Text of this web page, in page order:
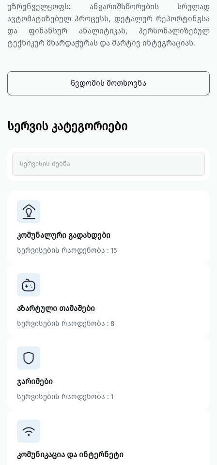
უზრუნველყოფს: ანგარიშსწორების სრულად
ავტომატიზებულ პროცესს, დეტალურ რეპორტინგსა
და ფინანსურ ანალიტიკას, პერსონალიზებულ
ტექნიკურ მხარდაჭერას და მარტივ ინტეგრაციას.
ᲬᲕᲓᲝᲛᲘᲡ ᲛᲝᲗᲮᲝᲕᲜᲐ
სერვის კატეგორიები
კომუნალური გადახდები
სერვისების რაოდენობა : 15
აზარტული თამაშები
სერვისების რაოდენობა : 8
ჯარიმები
სერვისების რაოდენობა : 1
კომუნიკაცია და ინტერნეტი